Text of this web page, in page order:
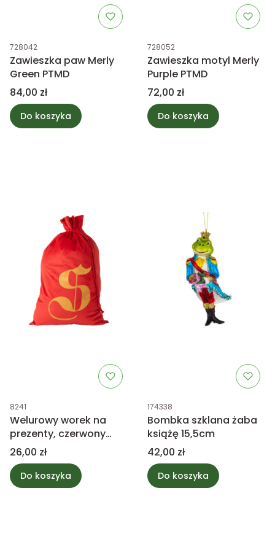
Kod produktu
728042
Zawieszka paw Merly
Green PTMD
Cena
84,00 zł
Do koszyka
Kod produktu
728052
Zawieszka motyl Merly
Purple PTMD
Cena
72,00 zł
Do koszyka
Kod produktu
8241
Welurowy worek na
prezenty, czerwony
50x80cm
Cena
26,00 zł
Do koszyka
Kod produktu
174338
Bombka szklana żaba
książę 15,5cm
Cena
42,00 zł
Do koszyka